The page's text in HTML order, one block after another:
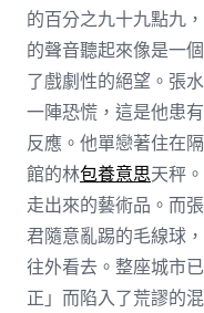
的百分之九十九點九
的聲音聽起來像是一
了戲劇性的絕望。張
一陣恐慌，這是他患
反應。他單戀著住在
館的林包養意思天秤
走出來的藝術品。而
君隨意亂踢的毛線球
往外看去。整座城市
正」而陷入了荒謬的